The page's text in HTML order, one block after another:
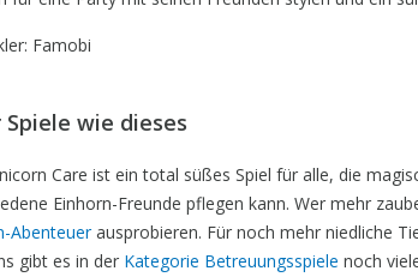
Famobi
Spiele wie dieses
Care ist ein total süßes Spiel für alle, die
Einhorn-Freunde pflegen kann. Wer mehr
Abenteuerausprobieren. Für noch mehr niedliche
gibt es in der Kategorie Betreuungsspiele noch